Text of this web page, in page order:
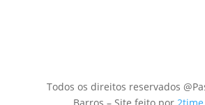
Todos os direitos reservados